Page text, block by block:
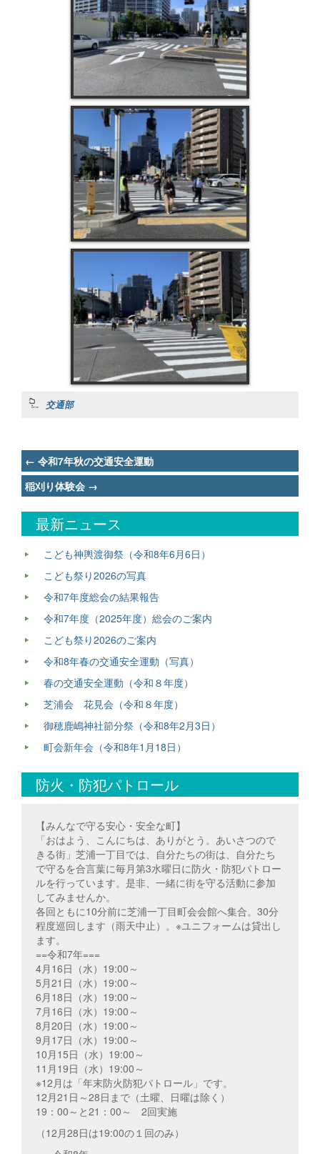
交通部
Post
navigation
← 令和7年秋の交通安全運動
稲刈り体験会 →
最新ニュース
こども神輿渡御祭（令和8年6月6日）
こども祭り2026の写真
令和7年度総会の結果報告
令和7年度（2025年度）総会のご案内
こども祭り2026のご案内
令和8年春の交通安全運動（写真）
春の交通安全運動（令和８年度）
芝浦会 花見会（令和８年度）
御穂鹿嶋神社節分祭（令和8年2月3日）
町会新年会（令和8年1月18日）
防火・防犯パトロール
【みんなで守る安心・安全な町】
「おはよう、こんにちは、ありがとう。あいさつので
きる街」芝浦一丁目では、自分たちの街は、自分たち
で守るを合言葉に毎月第3水曜日に防火・防犯パトロー
ルを行っています。是非、一緒に街を守る活動に参加
してみませんか。
各回ともに10分前に芝浦一丁目町会会館へ集合。30分
程度巡回します（雨天中止）。※ユニフォームは貸出し
ます。
==令和7年===
4月16日（水）19:00～
5月21日（水）19:00～
6月18日（水）19:00～
7月16日（水）19:00～
8月20日（水）19:00～
9月17日（水）19:00～
10月15日（水）19:00～
11月19日（水）19:00～
※12月は「年末防火防犯パトロール」です。
12月21日～28日まで（土曜、日曜は除く）
19：00～と21：00～ 2回実施
（12月28日は19:00の１回のみ）